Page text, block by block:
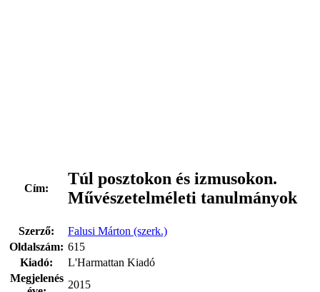
Cím:
Túl posztokon és izmusokon.
Művészetelméleti tanulmányok
Szerző:
Falusi Márton (szerk.)
Oldalszám: 615
Kiadó:
L'Harmattan Kiadó
Megjelenés
2015